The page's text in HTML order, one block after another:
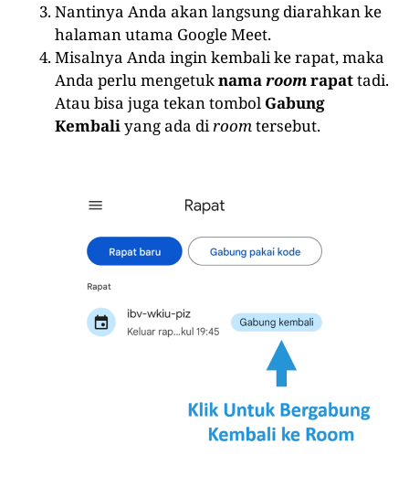
Nantinya Anda akan langsung diarahkan ke
halaman utama Google Meet.
Misalnya Anda ingin kembali ke rapat, maka
Anda perlu mengetuknamaroomrapattadi.
Atau bisa juga tekan tombol Gabung
Kembaliyang ada diroomtersebut.